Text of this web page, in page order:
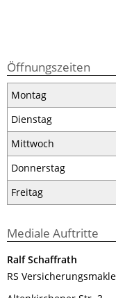
Öffnungszeiten
Montag
Dienstag
Mittwoch
Donnerstag
Freitag
Mediale Auftritte
Ralf Schaffrath
RS